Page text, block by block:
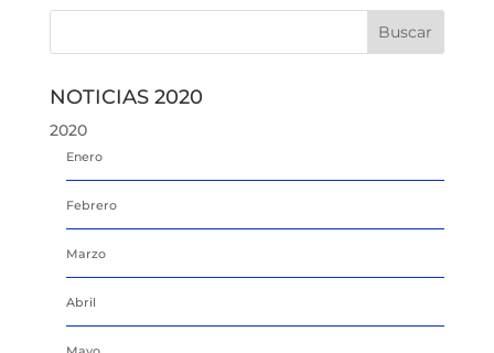
NOTICIAS 2020
2020
Enero
Febrero
Marzo
Abril